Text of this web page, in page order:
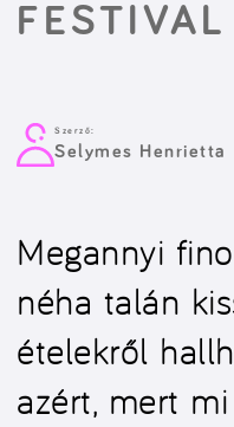
FESTIVAL
Szerző:
Selymes Henrietta
Megannyi
néha talán
ételekről
azért, mert